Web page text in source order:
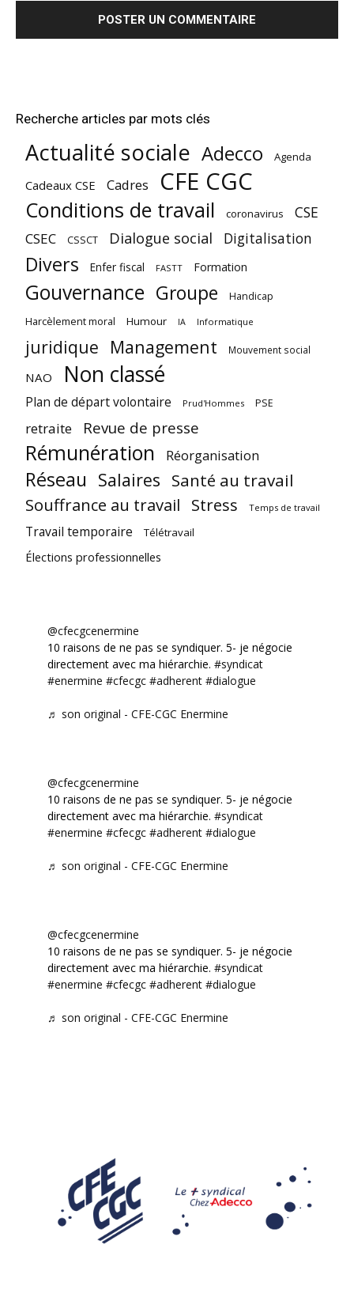
Recherche articles par mots clés
Actualité sociale Adecco Agenda
Cadeaux CSE Cadres CFE CGC
Conditions de travail coronavirus CSE
CSEC CSSCT Dialogue social Digitalisation
Divers Enfer fiscal FASTT Formation
Gouvernance Groupe Handicap
Harcèlement moral Humour IA Informatique
juridique Management Mouvement social
NAO Non classé
Plan de départ volontaire Prud'Hommes PSE
retraite Revue de presse
Rémunération Réorganisation
Réseau Salaires Santé au travail
Souffrance au travail Stress Temps de travail
Travail temporaire Télétravail
Élections professionnelles
@cfecgcenermine
10 raisons de ne pas se syndiquer. 5- je négocie
directement avec ma hiérarchie. #syndicat
#enermine #cfecgc #adherent #dialogue
♬ son original - CFE-CGC Enermine
@cfecgcenermine
10 raisons de ne pas se syndiquer. 5- je négocie
directement avec ma hiérarchie. #syndicat
#enermine #cfecgc #adherent #dialogue
♬ son original - CFE-CGC Enermine
@cfecgcenermine
10 raisons de ne pas se syndiquer. 5- je négocie
directement avec ma hiérarchie. #syndicat
#enermine #cfecgc #adherent #dialogue
♬ son original - CFE-CGC Enermine